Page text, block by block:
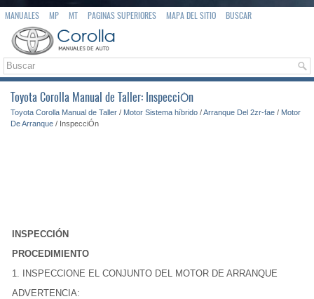
MANUALES MP MT PAGINAS SUPERIORES MAPA DEL SITIO BUSCAR
Toyota Corolla Manual de Taller: InspecciÓn
Toyota Corolla Manual de Taller / Motor Sistema híbrido /Arranque Del 2zr-fae / Motor
De Arranque / InspecciÓn
INSPECCIÓN
PROCEDIMIENTO
1. INSPECCIONE EL CONJUNTO DEL MOTOR DE ARRANQUE
ADVERTENCIA: